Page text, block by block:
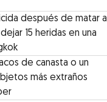
después de matar a
15 heridas en una
de canasta o un
más extraños